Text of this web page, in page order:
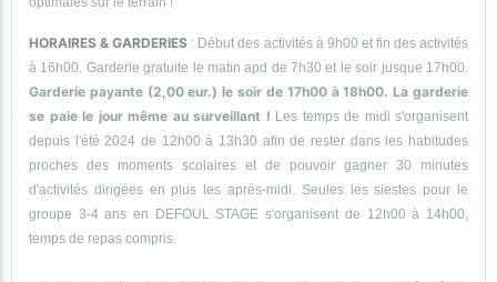
HORAIRES & GARDERIES : Début des activités à 9h00 et fin des activités
à 16h00. Garderie gratuite le matin apd de 7h30 et le soir jusque 17h00.
Garderie payante (2,00 eur.) le soir de 17h00 à 18h00. La garderie
se paie le jour même au surveillant ! Les temps de midi s'organisent
depuis l'été 2024 de 12h00 à 13h30 afin de rester dans les habitudes
proches des moments scolaires et de pouvoir gagner 30 minutes
d'activités dirigées en plus les après-midi. Seules les siestes pour le
groupe 3-4 ans en DEFOUL STAGE s'organisent de 12h00 à 14h00,
temps de repas compris.